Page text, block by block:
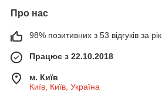
Про нас
98% позитивних з 53 відгуків за рік
Працює з 22.10.2018
м. Київ
Київ, Київ, Україна